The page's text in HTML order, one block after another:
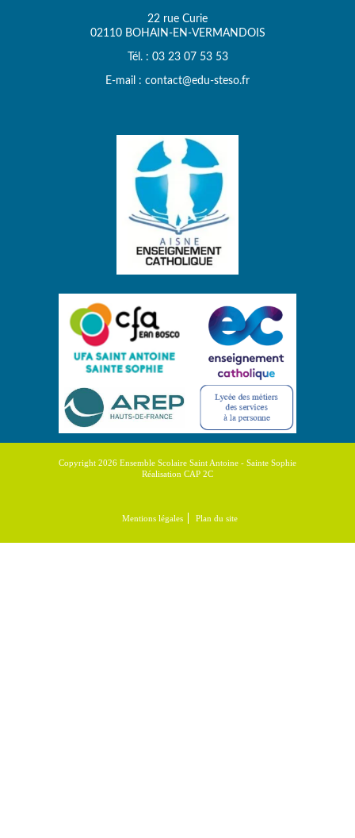
22 rue Curie
02110 BOHAIN-EN-VERMANDOIS
Tél. : 03 23 07 53 53
E-mail : contact@edu-steso.fr
Copyright 2026 Ensemble Scolaire Saint Antoine - Sainte Sophie
Réalisation CAP 2C
Mentions légales Plan du site